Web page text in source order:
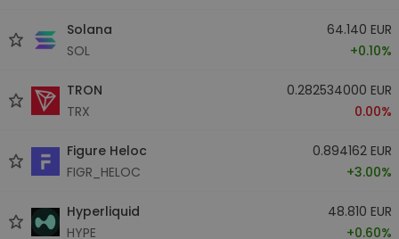
Solana
SOL
64.140 EUR
+0.10%
TRON
TRX
0.282534000 EUR
0.00%
Figure Heloc
FIGR_HELOC
0.894162 EUR
+3.00%
Hyperliquid
HYPE
48.810 EUR
+0.60%